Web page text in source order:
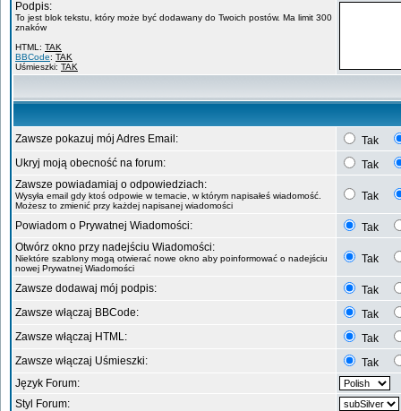
Podpis:
To jest blok tekstu, który może być dodawany do Twoich postów. Ma limit 300
znaków
HTML: TAK
BBCode: TAK
Uśmieszki: TAK
Zawsze pokazuj mój Adres Email:
Tak
Ukryj moją obecność na forum:
Tak
Zawsze powiadamiaj o odpowiedziach:
Wysyła email gdy ktoś odpowie w temacie, w którym napisałeś wiadomość.
Możesz to zmienić przy każdej napisanej wiadomości
Tak
Powiadom o Prywatnej Wiadomości:
Tak
Otwórz okno przy nadejściu Wiadomości:
Niektóre szablony mogą otwierać nowe okno aby poinformować o nadejściu
nowej Prywatnej Wiadomości
Tak
Zawsze dodawaj mój podpis:
Tak
Zawsze włączaj BBCode:
Tak
Zawsze włączaj HTML:
Tak
Zawsze włączaj Uśmieszki:
Tak
Język Forum:
Styl Forum: